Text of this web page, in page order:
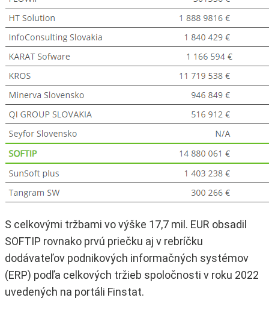
S celkovými tržbami vo výške 17,7 mil. EUR obsadil
SOFTIP rovnako prvú priečku aj v rebríčku
dodávateľov podnikových informačných systémov
(ERP) podľa celkových tržieb spoločnosti v roku 2022
uvedených na portáli Finstat.